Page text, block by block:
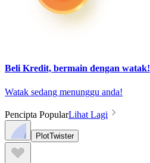
Beli Kredit, bermain dengan watak!
Watak sedang menunggu anda!
Pencipta PopularLihat Lagi
PlotTwister